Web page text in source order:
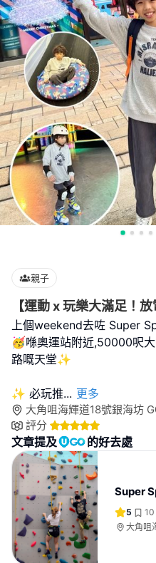
親子
【運動 x 玩樂大滿足！
上個weekend去咗 Super
🥳喺奧運站附近,50000呎
路嘅天堂✨
✨ 必玩推... 更多
大角咀海輝道18號銀海坊
評分
文章提及 的好去處
Super
5 10
大角咀